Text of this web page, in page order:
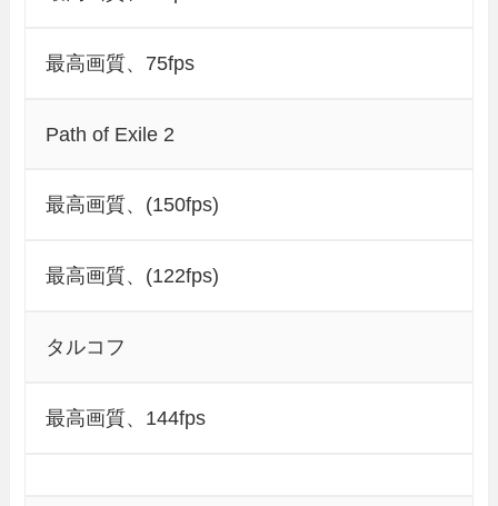
最高画質、75fps
Path of Exile 2
最高画質、(150fps)
最高画質、(122fps)
タルコフ
最高画質、144fps